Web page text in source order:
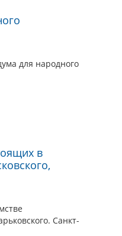
для народного
в
Санкт-